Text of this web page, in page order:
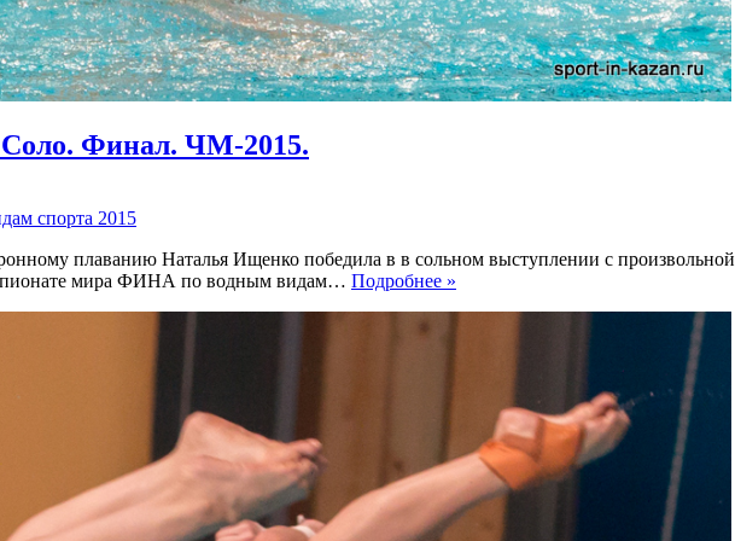
Финал. ЧМ-2015.
спорта 2015
плаванию Наталья Ищенко победила в в сольном выступлении с произвольной
мира ФИНА по водным видам… Подробнее »